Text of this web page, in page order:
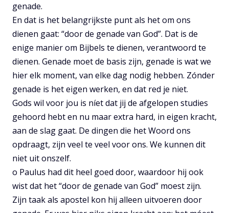
genade.
En dat is het belangrijkste punt als het om ons
dienen gaat: “door de genade van God”. Dat is de
enige manier om Bijbels te dienen, verantwoord te
dienen. Genade moet de basis zijn, genade is wat we
hier elk moment, van elke dag nodig hebben. Zónder
genade is het eigen werken, en dat red je niet.
Gods wil voor jou is níet dat jij de afgelopen studies
gehoord hebt en nu maar extra hard, in eigen kracht,
aan de slag gaat. De dingen die het Woord ons
opdraagt, zijn veel te veel voor ons. We kunnen dit
niet uit onszelf.
o Paulus had dit heel goed door, waardoor hij ook
wist dat het “door de genade van God” moest zijn.
Zijn taak als apostel kon hij alleen uitvoeren door